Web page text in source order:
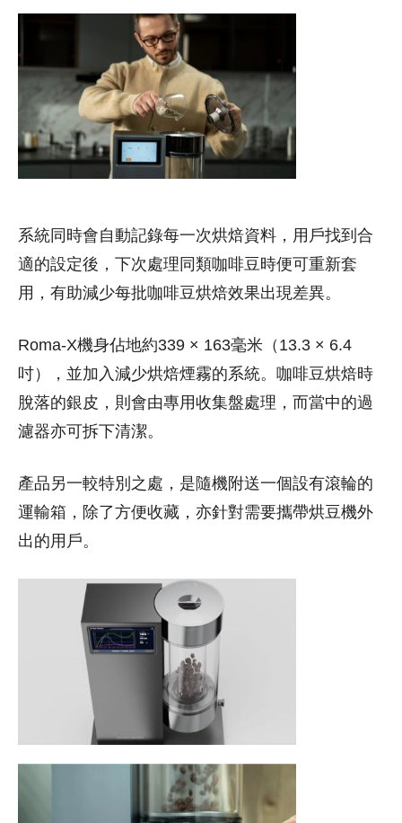
系統同時會自動記錄每一次烘焙資料，用戶找到合
適的設定後，下次處理同類咖啡豆時便可重新套
用，有助減少每批咖啡豆烘焙效果出現差異。
Roma-X機身佔地約339 × 163毫米（13.3 × 6.4
吋），並加入減少烘焙煙霧的系統。咖啡豆烘焙時
脫落的銀皮，則會由專用收集盤處理，而當中的過
濾器亦可拆下清潔。
產品另一較特別之處，是隨機附送一個設有滾輪的
運輸箱，除了方便收藏，亦針對需要攜帶烘豆機外
出的用戶。